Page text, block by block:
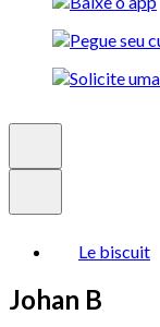
Le biscuit
Johan B